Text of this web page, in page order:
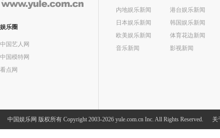
娱乐圈
中国艺人网
中国模特网
看点网
内地娱乐新闻
港台娱乐新闻
日本娱乐新闻
韩国娱乐新闻
欧美娱乐新闻
体育花边新闻
音乐新闻
影视新闻
中国娱乐网 版权所有 Copyright 2003-2026 yule.com.cn Inc. All Rights Reserved. 关